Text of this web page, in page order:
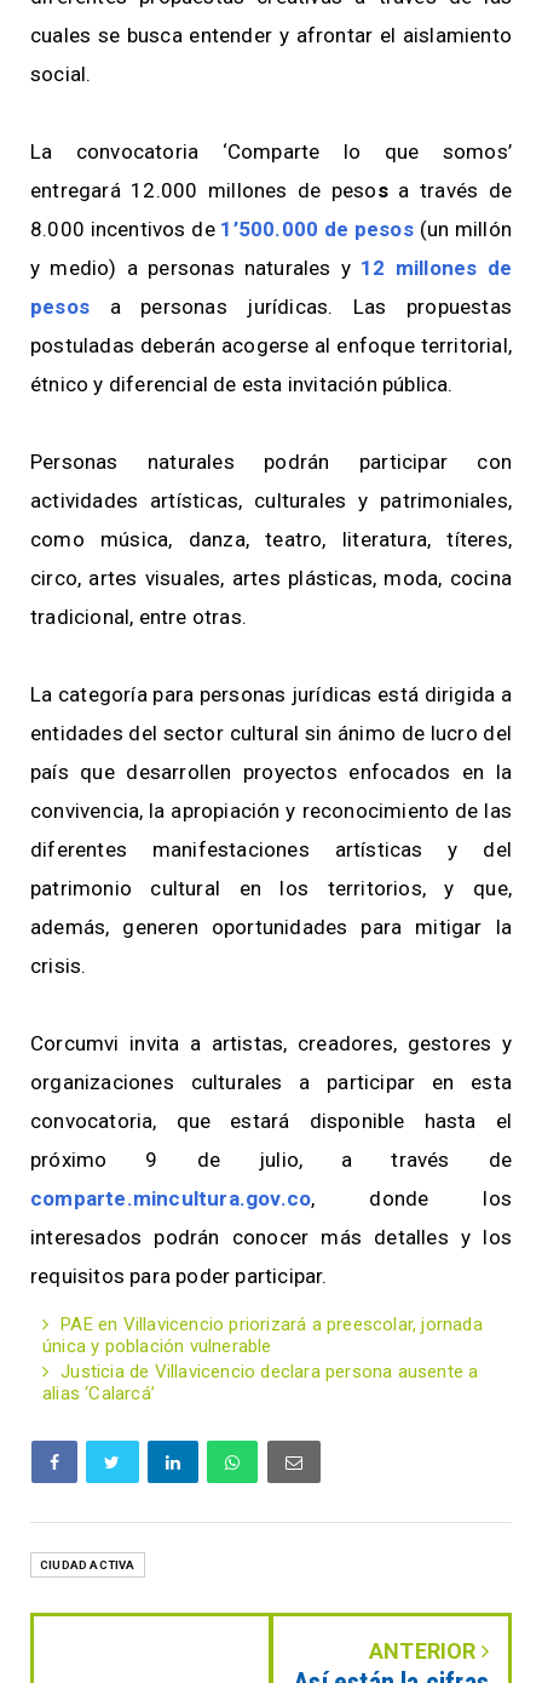
cuales se busca entender y afrontar el aislamiento
social.
La convocatoria ‘Comparte lo que somos’
entregará 12.000 millones de pesosa través de
8.000 incentivos de 1’500.000 de pesos(un millón
y medio) a personas naturales y 12 millones de
pesos a personas jurídicas. Las propuestas
postuladas deberán acogerse al enfoque territorial,
étnico y diferencial de esta invitación pública.
Personas naturales podrán participar con
actividades artísticas, culturales y patrimoniales,
como música, danza, teatro, literatura, títeres,
circo, artes visuales, artes plásticas, moda, cocina
tradicional, entre otras.
La categoría para personas jurídicas está dirigida a
entidades del sector cultural sin ánimo de lucro del
país que desarrollen proyectos enfocados en la
convivencia, la apropiación y reconocimiento de las
diferentes manifestaciones artísticas y del
patrimonio cultural en los territorios, y que,
además, generen oportunidades para mitigar la
crisis.
Corcumvi invita a artistas, creadores, gestores y
organizaciones culturales a participar en esta
convocatoria, que estará disponible hasta el
próximo 9 de julio, a través de
comparte.mincultura.gov.co, donde los
interesados podrán conocer más detalles y los
requisitos para poder participar.
PAE en Villavicencio priorizará a preescolar, jornada
única y población vulnerable
Justicia de Villavicencio declara persona ausente a
alias ‘Calarcá’
CIUDAD ACTIVA
ANTERIOR